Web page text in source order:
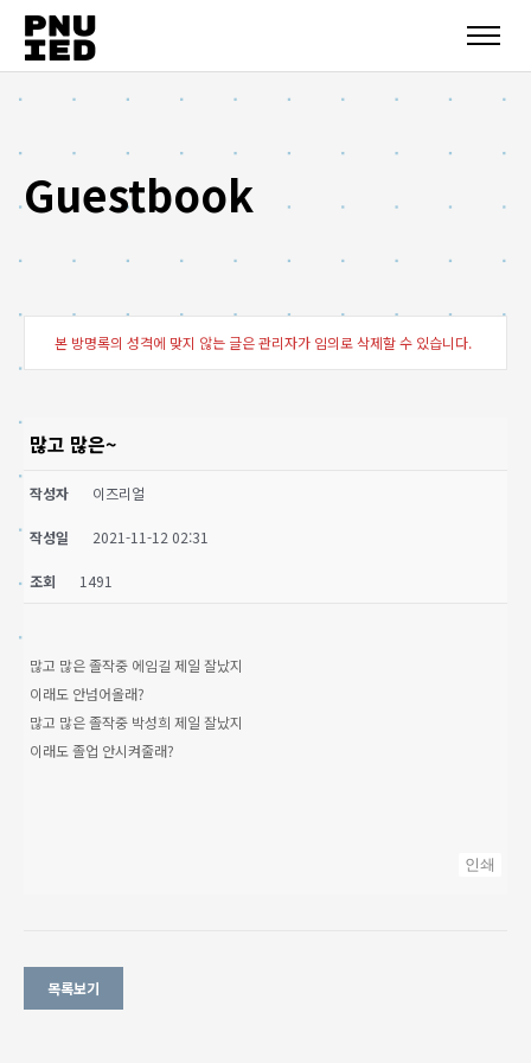
Guestbook
본 방명록의 성격에 맞지 않는 글은 관리자가 임의로 삭제할 수 있습니다.
많고 많은~
작성자 이즈리얼
작성일 2021-11-12 02:31
조회 1491
많고 많은 졸작중 에임길 제일 잘났지
이래도 안넘어올래?
많고 많은 졸작중 박성희 제일 잘났지
이래도 졸업 안시켜줄래?
인쇄
목록보기